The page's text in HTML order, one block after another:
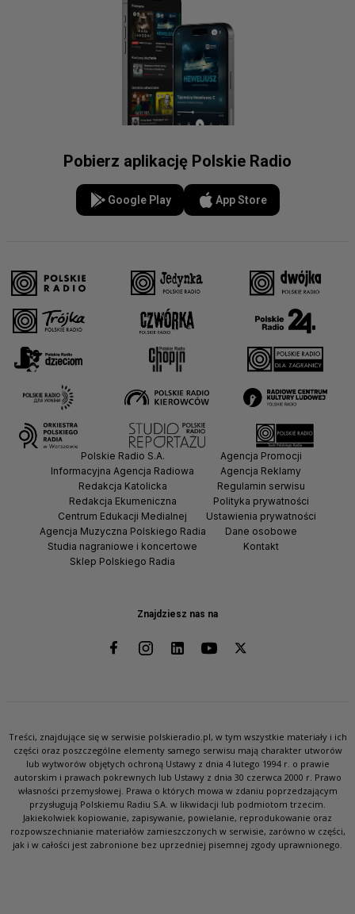
Pobierz aplikację Polskie Radio
Google Play App Store
Znajdziesz nas na
Polskie Radio S.A.
Informacyjna Agencja Radiowa
Redakcja Katolicka
Redakcja Ekumeniczna
Centrum Edukacji Medialnej
Agencja Muzyczna Polskiego Radia
Studia nagraniowe i koncertowe
Sklep Polskiego Radia
Agencja Promocji
Agencja Reklamy
Regulamin serwisu
Polityka prywatności
Ustawienia prywatności
Dane osobowe
Kontakt
Treści, znajdujące się w serwisie polskieradio.pl, w tym wszystkie materiały i ich
części oraz poszczególne elementy samego serwisu mają charakter utworów
lub wytworów objętych ochroną Ustawy z dnia 4 lutego 1994 r. o prawie
autorskim i prawach pokrewnych lub Ustawy z dnia 30 czerwca 2000 r. Prawo
własności przemysłowej. Prawa o których mowa w zdaniu poprzedzającym
przysługują Polskiemu Radiu S.A. w likwidacji lub podmiotom trzecim.
Jakiekolwiek kopiowanie, zapisywanie, powielanie, reprodukowanie oraz
rozpowszechnianie materiałów zamieszczonych w serwisie, zarówno w części,
jak i w całości jest zabronione bez uprzedniej pisemnej zgody uprawnionego.